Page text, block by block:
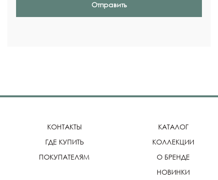
Отправить
КОНТАКТЫ
ГДЕ КУПИТЬ
ПОКУПАТЕЛЯМ
КАТАЛОГ
КОЛЛЕКЦИИ
О БРЕНДЕ
НОВИНКИ